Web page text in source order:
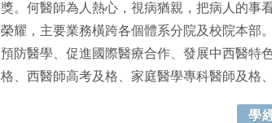
獎。何醫師為人熱心，視病猶親，把病人的事
榮耀，主要業務橫跨各個體系分院及校院本部
預防醫學、促進國際醫療合作、發展中西醫特
格、西醫師高考及格、家庭醫學專科醫師及格
學